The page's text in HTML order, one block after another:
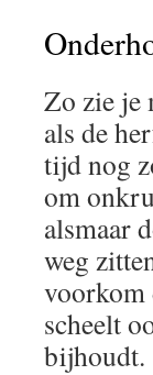
Zo zie je
als de
tijd nog
om
alsmaar
weg
voorkom
scheelt
bijhoudt.